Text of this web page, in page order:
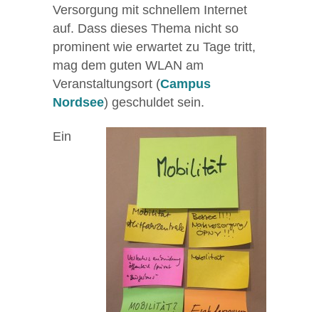
Versorgung mit schnellem Internet
auf. Dass dieses Thema nicht so
prominent wie erwartet zu Tage tritt,
mag dem guten WLAN am
Veranstaltungsort (Campus
Nordsee) geschuldet sein.
Ein